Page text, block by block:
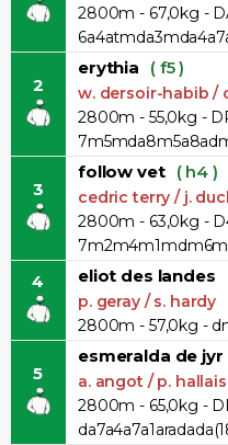
2800m - 67,0kg -
2
erythia ( f5 )
w. dersoir-habib /
2800m - 55,0kg -
3
follow vet ( h4 )
cedric terry / j.
2800m - 63,0kg -
4 eliot des landes
p. geray / s. hardy
2800m - 57,0kg -
5
esmeralda de jyr
a. angot / p. hallais
2800m - 65,0kg -